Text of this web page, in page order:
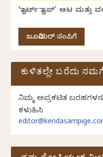
‘ಸ್ಟಾರ್ಟ್ ಸ್ಟಾಪ್’ ಆಟ
ಜೂನಿಯರ್ ಸಂಪಿಗೆ
ಕುಳಿತಲ್ಲೇ ಬರೆದು
ನಿಮ್ಮ ಅಪ್ರಕಟಿತ
ಕಳುಹಿಸಿ